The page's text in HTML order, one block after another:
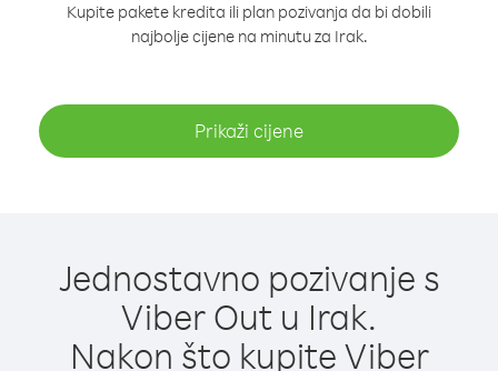
Kupite pakete kredita ili plan pozivanja da bi dobili
najbolje cijene na minutu za Irak.
Prikaži cijene
Jednostavno pozivanje s
Viber Out u Irak.
Nakon što kupite Viber